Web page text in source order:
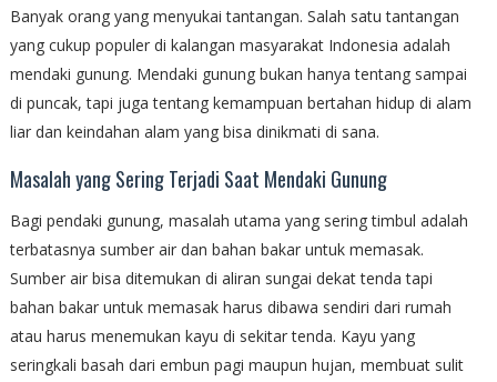
Banyak orang yang menyukai tantangan. Salah satu tantangan
yang cukup populer di kalangan masyarakat Indonesia adalah
mendaki gunung. Mendaki gunung bukan hanya tentang sampai
di puncak, tapi juga tentang kemampuan bertahan hidup di alam
liar dan keindahan alam yang bisa dinikmati di sana.
Masalah yang Sering Terjadi Saat Mendaki Gunung
Bagi pendaki gunung, masalah utama yang sering timbul adalah
terbatasnya sumber air dan bahan bakar untuk memasak.
Sumber air bisa ditemukan di aliran sungai dekat tenda tapi
bahan bakar untuk memasak harus dibawa sendiri dari rumah
atau harus menemukan kayu di sekitar tenda. Kayu yang
seringkali basah dari embun pagi maupun hujan, membuat sulit